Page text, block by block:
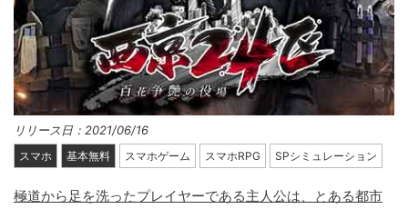
リリース日：2021/06/16
スマホ 基本無料 スマホゲーム スマホRPG SPシミュレーション
極道から足を洗ったプレイヤーである主人公は、とある都市